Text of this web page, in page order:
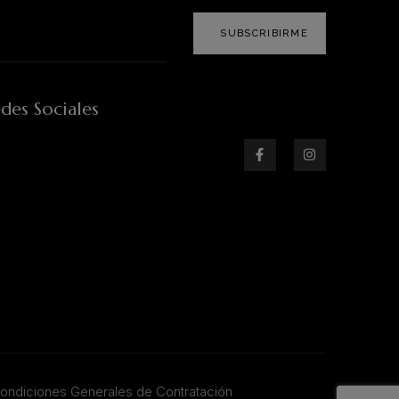
SUBSCRIBIRME
Sociales
Generales de Contratación